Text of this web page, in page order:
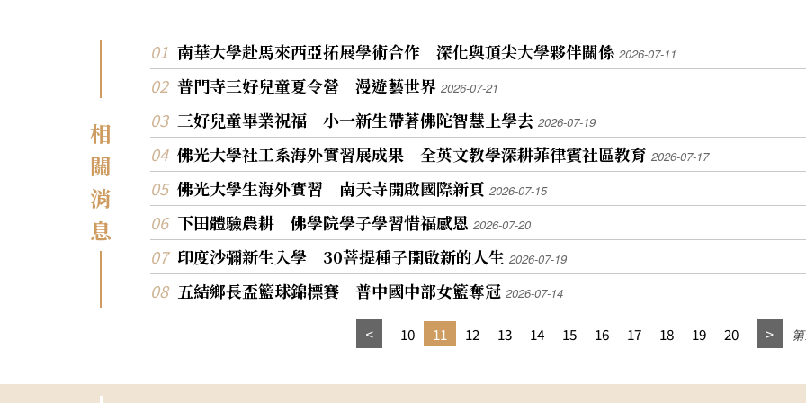
相
關
消
息
南華大學赴馬來西亞拓展學術合作 深化與頂尖大學夥伴關係 2026-07-11
普門寺三好兒童夏令營 漫遊藝世界 2026-07-21
三好兒童畢業祝福 小一新生帶著佛陀智慧上學去 2026-07-19
佛光大學社工系海外實習展成果 全英文教學深耕菲律賓社區教育 2026-07-17
佛光大學生海外實習 南天寺開啟國際新頁 2026-07-15
下田體驗農耕 佛學院學子學習惜福感恩 2026-07-20
印度沙彌新生入學 30菩提種子開啟新的人生 2026-07-19
五結鄉長盃籃球錦標賽 普中國中部女籃奪冠 2026-07-14
10 11 12 13 14 15 16 17 18 19 20